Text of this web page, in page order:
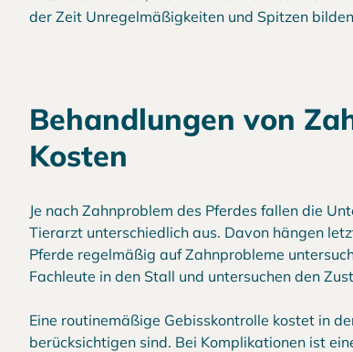
der Zeit Unregelmäßigkeiten und Spitzen
Behandlungen von
Kosten
Je nach Zahnproblem des Pferdes fallen die
Tierarzt unterschiedlich aus. Davon hängen
Pferde regelmäßig auf Zahnprobleme
Fachleute in den Stall und untersuchen den
Eine routinemäßige Gebisskontrolle kostet in
berücksichtigen sind. Bei Komplikationen ist